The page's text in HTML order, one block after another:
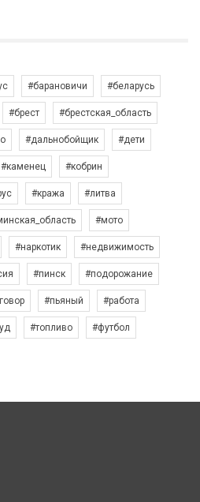
#барановичи #беларусь
#брест #брестская_область
#дальнобойщик #дети
#каменец #кобрин
#кража #литва
#мото
#наркотик #недвижимость
#пинск #подорожание
#пьяный #работа
#топливо #футбол